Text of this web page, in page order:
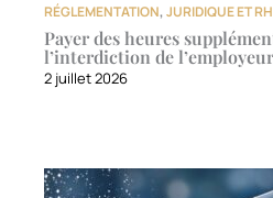
RÉGLEMENTATION,JURIDIQUE ET RH
Payer des heures
l’interdiction de
2 juillet 2026